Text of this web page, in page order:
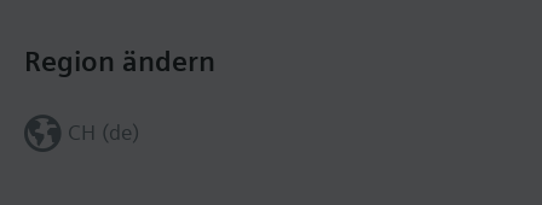
Region ändern
CH (de)